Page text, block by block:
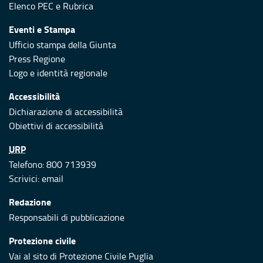
Elenco PEC e Rubrica
Eventi e Stampa
Ufficio stampa della Giunta
Press Regione
Logo e identità regionale
Accessibilità
Dichiarazione di accessibilità
Obiettivi di accessibilità
URP
Telefono: 800 713939
Scrivici:email
Redazione
Responsabili di pubblicazione
Protezione civile
Vai al sito di Protezione Civile Puglia